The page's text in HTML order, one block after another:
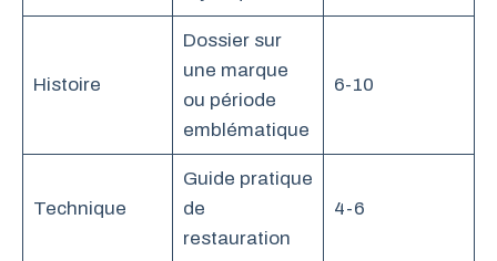
Histoire
Dossier sur
une marque
ou période
emblématique
6-10
Technique
Guide pratique
de
restauration
4-6